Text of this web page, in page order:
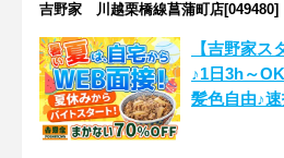
吉野家 川越栗橋線菖蒲町店[049480]
【吉野家ス
♪1日3h～
髪色自由♪